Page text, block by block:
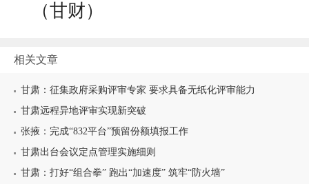
（甘财）
相关文章
甘肃：征集政府采购评审专家 要求具备无纸化评审能力
甘肃远程异地评审实现新突破
张掖：完成“832平台”预留份额填报工作
甘肃出台会议定点管理实施细则
甘肃：打好“组合拳” 跑出“加速度” 筑牢“防火墙”